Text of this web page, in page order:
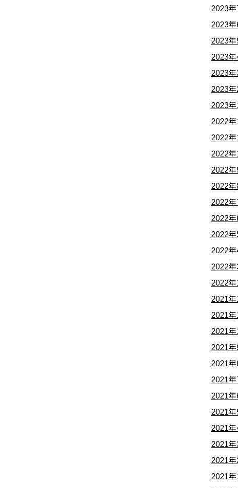
2023年
2023年
2023年
2023年
2023年
2023年
2023年
2022年
2022年
2022年
2022年
2022年
2022年
2022年
2022年
2022年
2022年
2022年
2021年
2021年
2021年
2021年
2021年
2021年
2021年
2021年
2021年
2021年
2021年
2021年